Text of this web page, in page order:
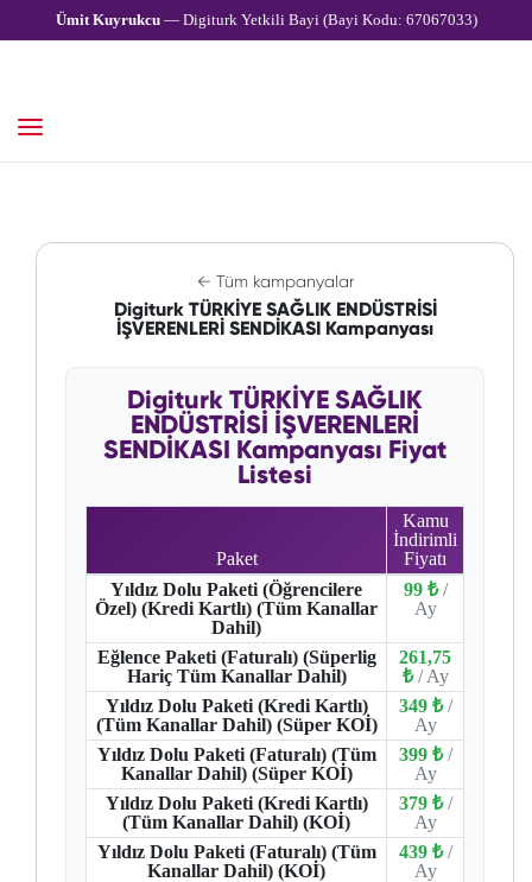
Ümit Kuyrukcu— Digiturk Yetkili Bayi (Bayi Kodu: 67067033)
← Tüm kampanyalar
Digiturk TÜRKİYE SAĞLIK ENDÜSTRİSİ
İŞVERENLERİ SENDİKASI Kampanyası
Digiturk TÜRKİYE SAĞLIK
ENDÜSTRİSİ İŞVERENLERİ
SENDİKASI Kampanyası Fiyat
Listesi
Paket
Kamu
İndirimli
Fiyatı
Yıldız Dolu Paketi (Öğrencilere
Özel) (Kredi Kartlı) (Tüm Kanallar
Dahil)
99 ₺ /
Ay
Eğlence Paketi (Faturalı) (Süperlig
Hariç Tüm Kanallar Dahil)
261,75
₺ / Ay
Yıldız Dolu Paketi (Kredi Kartlı)
(Tüm Kanallar Dahil) (Süper KOİ)
349 ₺ /
Ay
Yıldız Dolu Paketi (Faturalı) (Tüm
Kanallar Dahil) (Süper KOİ)
399 ₺ /
Ay
Yıldız Dolu Paketi (Kredi Kartlı)
(Tüm Kanallar Dahil) (KOİ)
379 ₺ /
Ay
Yıldız Dolu Paketi (Faturalı) (Tüm
Kanallar Dahil) (KOİ)
439 ₺ /
Ay